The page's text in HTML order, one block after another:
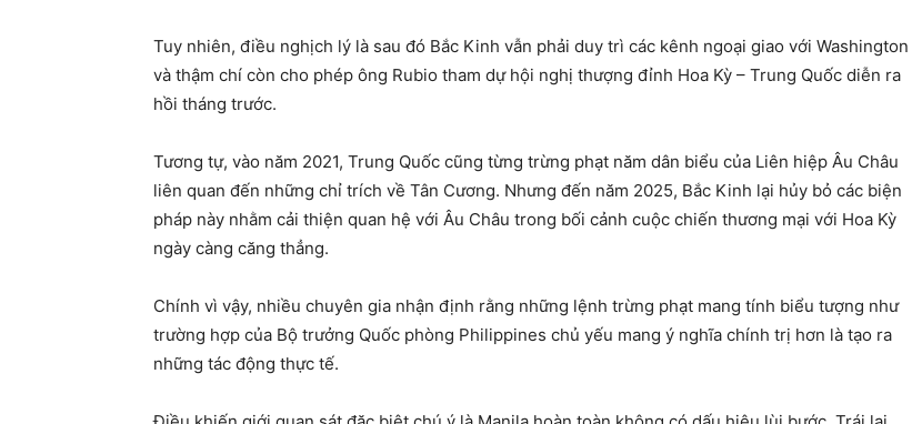
Tuy nhiên, điều nghịch lý là sau đó Bắc Kinh vẫn phải duy trì các kênh ngoại giao với Washington
và thậm chí còn cho phép ông Rubio tham dự hội nghị thượng đỉnh Hoa Kỳ – Trung Quốc diễn ra
hồi tháng trước.
Tương tự, vào năm 2021, Trung Quốc cũng từng trừng phạt năm dân biểu của Liên hiệp Âu Châu
liên quan đến những chỉ trích về Tân Cương. Nhưng đến năm 2025, Bắc Kinh lại hủy bỏ các biện
pháp này nhằm cải thiện quan hệ với Âu Châu trong bối cảnh cuộc chiến thương mại với Hoa Kỳ
ngày càng căng thẳng.
Chính vì vậy, nhiều chuyên gia nhận định rằng những lệnh trừng phạt mang tính biểu tượng như
trường hợp của Bộ trưởng Quốc phòng Philippines chủ yếu mang ý nghĩa chính trị hơn là tạo ra
những tác động thực tế.